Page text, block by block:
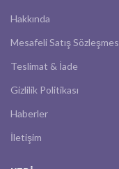
Hakkında
Mesafeli Satış
Teslimat & İade
Gizlilik Politikası
Haberler
İletişim